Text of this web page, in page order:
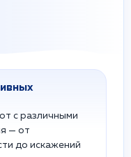
с различными
— от
до искажений